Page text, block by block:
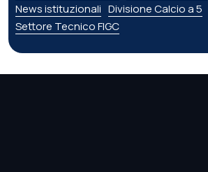
News istituzionali Divisione Calcio a 5
Settore Tecnico FIGC